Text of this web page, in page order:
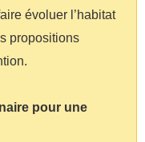
évoluer l’habitat
propositions
pour une